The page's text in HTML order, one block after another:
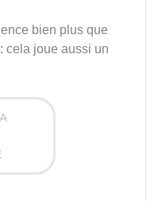
bien plus que
cela joue aussi un